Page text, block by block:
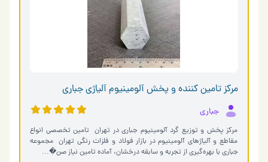
مرکز تامین کننده و پخش آلومینیوم آلیاژی جباری
جباری
مرکز پخش و توزیع گرد آلومینیوم جباری در تهران ‌ تامین تخصصی انواع
مقاطع و آلیاژهای آلومینیوم در بازار فولاد و فلزات رنگی تهران ‌ مجموعه
جباری با بهره‌گیری از تجربه و سابقه درخشان، آماده تامین نیاز صن�…